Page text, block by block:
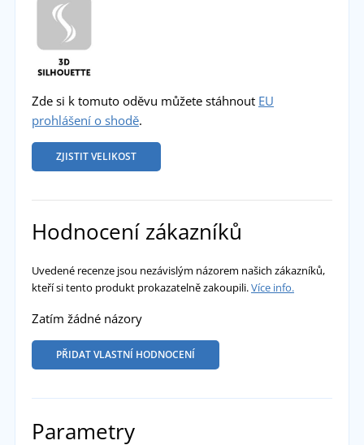
Zde si k tomuto oděvu můžete stáhnout EU
prohlášení o shodě.
ZJISTIT VELIKOST
Hodnocení zákazníků
Uvedené recenze jsou nezávislým názorem našich zákazníků,
kteří si tento produkt prokazatelně zakoupili.Více info.
Zatím žádné názory
PŘIDAT VLASTNÍ HODNOCENÍ
Parametry